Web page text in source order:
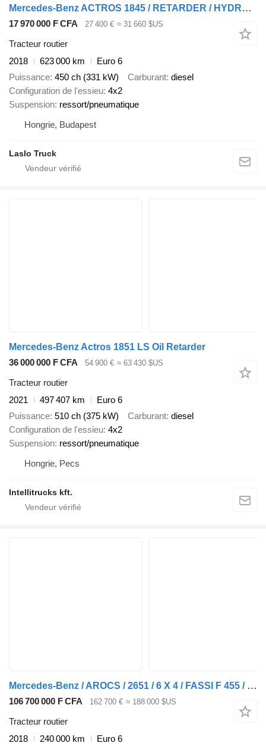
Mercedes-Benz ACTROS 1845 / RETARDER / HYDRAULIKA / ALUFELGI / STREAM SPACE
17 970 000 F CFA 27 400 € ≈ 31 660 $US
Tracteur routier
2018
623 000 km
Euro 6
Puissance 450 ch (331 kW) Carburant diesel
Configuration de l'essieu 4x2
Suspension ressort/pneumatique
Hongrie, Budapest
Laslo Truck
Mercedes-Benz Actros 1851 LS Oil Retarder
36 000 000 F CFA
54 900 € ≈ 63 430 $US
Tracteur routier
2021
497 407 km
Euro 6
Puissance 510 ch (375 kW) Carburant diesel
Configuration de l'essieu 4x2
Suspension ressort/pneumatique
Hongrie, Pecs
Intellitrucks kft.
Mercedes-Benz / AROCS / 2651 / 6 X 4 / FASSI F 455 / WYS. 14,6 M / PILOT
106 700 000 F CFA 162 700 € ≈ 188 000 $US
Tracteur routier
2018
240 000 km
Euro 6